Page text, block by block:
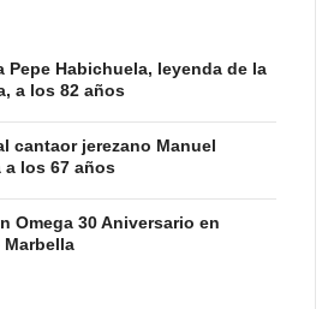
Pepe Habichuela, leyenda de la
a los 82 años
cantaor jerezano Manuel
a los 67 años
Omega 30 Aniversario en
Marbella